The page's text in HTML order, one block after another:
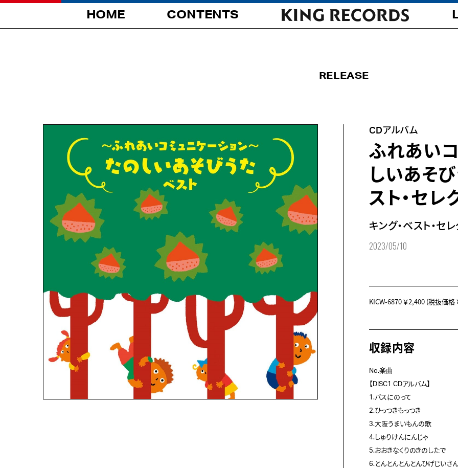
HOME CONTENTS
RELEASE
CDアルバム
ふれあい
しいあそ
スト・セレ
キング・ベスト・セ
2023/05/10
KICW-6870￥2,400 (税抜価格
収録内容
No.楽曲
【DISC1 CDアルバム】
1.バスにのって
2.ひっつきもっつき
3.大阪うまいもんの歌
4.しゅりけんにんじゃ
5.おおきなくりのきのしたで
6.とんとんとんとんひげじいさん